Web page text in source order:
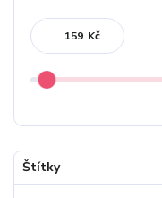
Kč
Štítky